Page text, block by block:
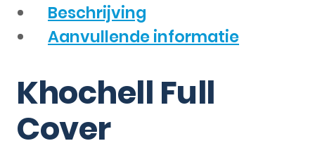
Beschrijving
Aanvullende informatie
Khochell Full
Cover